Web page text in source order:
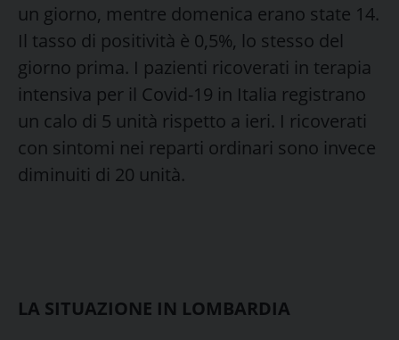
un giorno, mentre domenica erano state 14.
Il tasso di positività è 0,5%, lo stesso del
giorno prima. I pazienti ricoverati in terapia
intensiva per il Covid-19 in Italia registrano
un calo di 5 unità rispetto a ieri. I ricoverati
con sintomi nei reparti ordinari sono invece
diminuiti di 20 unità.
LA SITUAZIONE IN LOMBARDIA